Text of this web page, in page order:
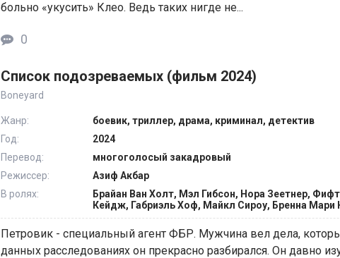
больно «укусить» Клео. Ведь таких нигде не...
0
Список подозреваемых (фильм 2024)
Boneyard
Жанр:
боевик, триллер, драма, криминал, детектив
Год:
2024
Перевод:
многоголосый закадровый
Режиссер:
Азиф Акбар
В ролях:
Брайан Ван Холт, Мэл Гибсон, Нора Зеетнер,
Кейдж, Габриэль Хоф, Майкл Сироу, Бренна
Петровик - специальный агент ФБР. Мужчина вел дела,
данных расследованиях он прекрасно разбирался. Он давно